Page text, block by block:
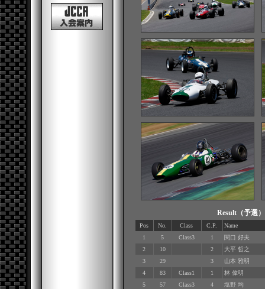
Result（予
Pos No. Class C.P.
Name
1
5 Class3 1
関口 好夫
2
10 2
大平 哲之
3
29 3
山本 雅明
4
83 Class1 1
林 偉明
5
57 Class3 4
塩野 均